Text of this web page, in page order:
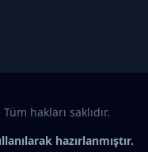
hakları saklıdır.
hazırlanmıştır.